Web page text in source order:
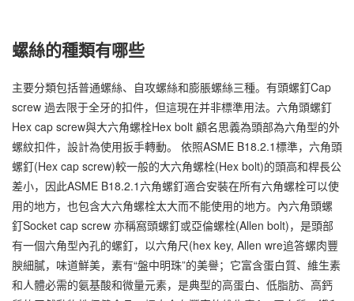
螺絲的種類有哪些
主要分類包括普通螺絲、自攻螺絲和膨脹螺絲三種。有頭螺釘Cap
screw 過去限于全牙的扣件，但這現在并非標準用法。六角頭螺釘
Hex cap screw與大六角螺栓Hex bolt 顧名思義為頭部為六角型的外
螺紋扣件，設計為使用扳手轉動。 依照ASME B18.2.1標準，六角頭
螺釘(Hex cap screw)較一般的大六角螺栓(Hex bolt)的頭高和桿長公
差小，因此ASME B18.2.1六角螺釘適合安裝在所有六角螺栓可以使
用的地方，也包含大六角螺栓太大而不能使用的地方。內六角頭螺
釘Socket cap screw 亦稱窩頭螺釘或亞倫螺栓(Allen bolt)，是頭部
有一個六角型內孔的螺釘，以六角尺(hex key, Allen wre追答螺肉豐
腴細膩，味道鮮美，素有“盤中明珠”的美譽；它富含蛋白質、維生素
和人體必需的氨基酸和微量元素，是典型的高蛋白、低脂肪、高鈣